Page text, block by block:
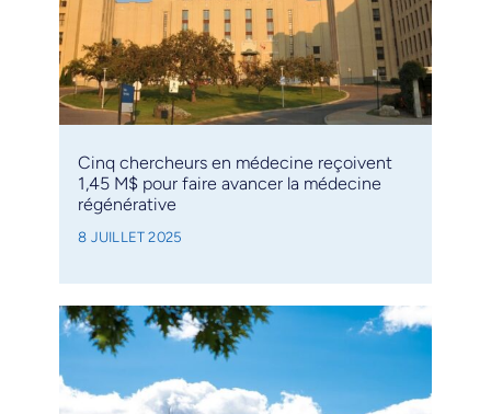
Cinq chercheurs en médecine reçoivent
1,45 M$ pour faire avancer la médecine
régénérative
8 JUILLET 2025